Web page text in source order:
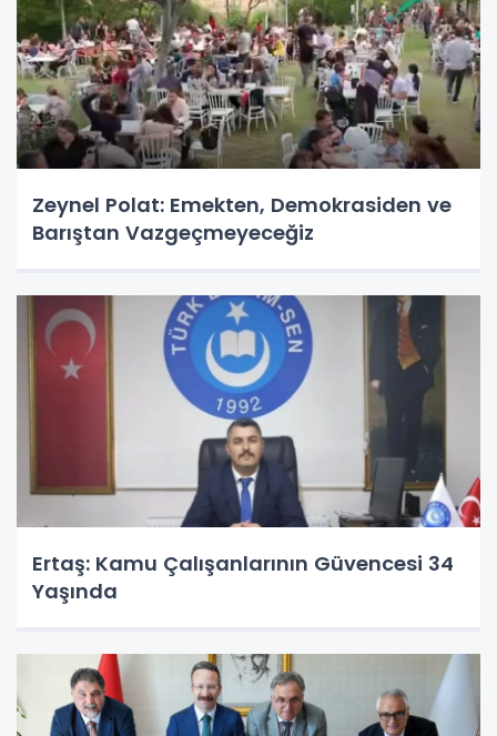
Zeynel Polat: Emekten, Demokrasiden ve
Barıştan Vazgeçmeyeceğiz
Ertaş: Kamu Çalışanlarının Güvencesi 34
Yaşında